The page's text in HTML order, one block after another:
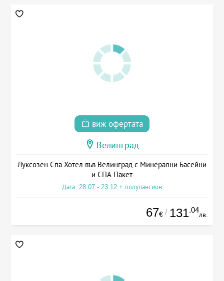
виж офертата
Велинград
Луксозен Спа Хотел във Велинград с Минерални Басейни
и СПА Пакет
Дата: 28.07 - 23.12 + полупансион
67€ / 131.04
лв.